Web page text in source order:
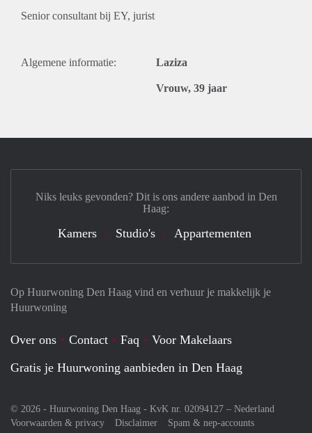
Senior consultant bij EY, jurist
Algemene informatie: Laziza
Vrouw, 39 jaar
Op Huurwoning Den Haag vind en verhuur je makkelijk je
Huurwoning
Over ons Contact Faq
Voor Makelaars
Gratis je Huurwoning aanbieden in Den Haag
© 2026 - Huurwoning Den Haag - KvK nr. 02094127 – Nederland
Voorwaarden & privacy
Disclaimer
Spam & nep-accounts
Niks leuks gevonden? Dit is ons andere aanbod in Den
Haag:
Kamers Studio's Appartementen